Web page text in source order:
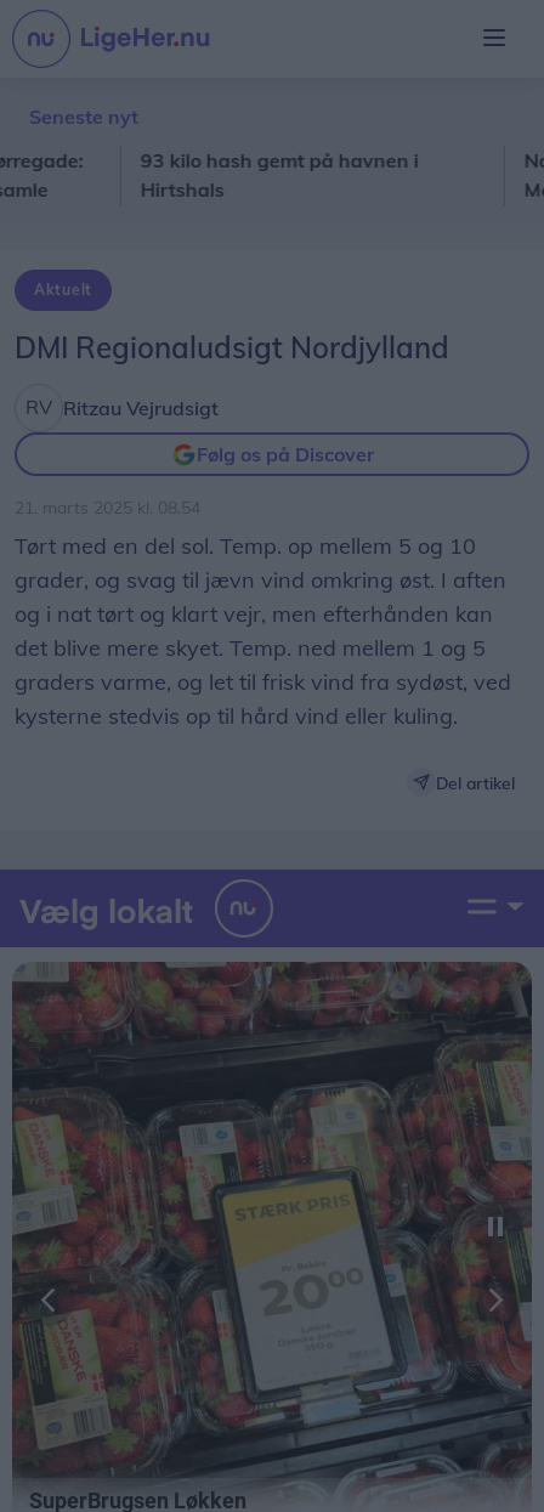
Seneste nyt
93 kilo hash gemt på havnen i
Hirtshals
Aktuelt
DMI Regionaludsigt Nordjylland
Ritzau Vejrudsigt
Følg os på Discover
21. marts 2025 kl. 08.54
Tørt med en del sol. Temp. op mellem 5 og 10
grader, og svag til jævn vind omkring øst. I aften
og i nat tørt og klart vejr, men efterhånden kan
det blive mere skyet. Temp. ned mellem 1 og 5
graders varme, og let til frisk vind fra sydøst, ved
kysterne stedvis op til hård vind eller kuling.
Del artikel